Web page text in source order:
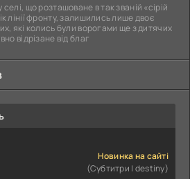
що розташоване в так званій «сірій
лінії фронту, залишились лише двоє
які колись були ворогами ще з дитячих
відрізане від благ
Новинка на сайті
(Субтитри | destiny)